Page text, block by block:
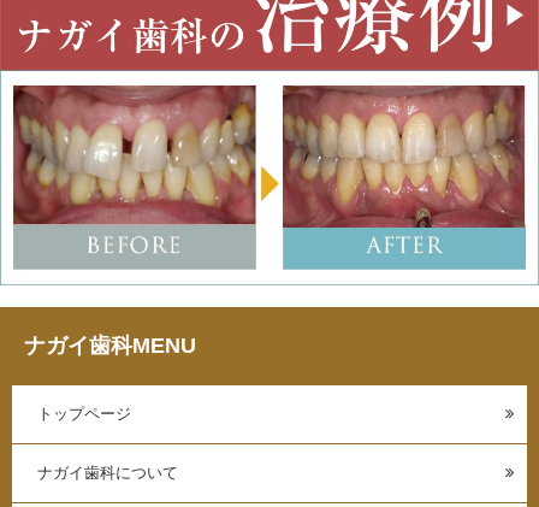
ナガイ歯科MENU
トップページ
ナガイ歯科について